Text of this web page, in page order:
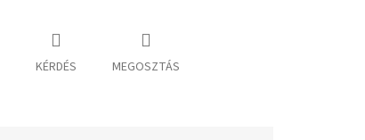
KÉRDÉS MEGOSZTÁS